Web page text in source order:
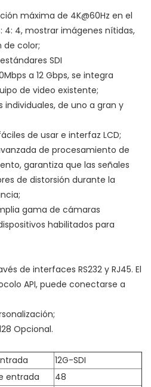
máxima de 4K@60Hz en el
4, mostrar imágenes nítidas,
de color;
SDI
a 12 Gbps, se integra
de video existente;
de uno a gran y
de usar e interfaz LCD;
de procesamiento de
garantiza que las señales
de distorsión durante la
gama de cámaras
habilitados para
de interfaces RS232 y RJ45. El
API, puede conectarse a
Opcional.
12G-SDI
entrada
48